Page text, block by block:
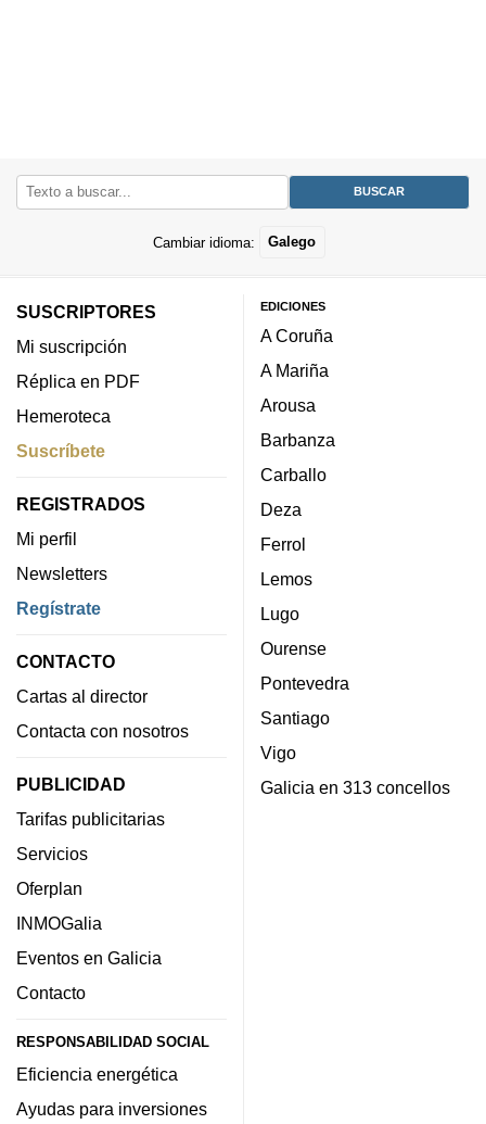
Cambiar idioma: Galego
SUSCRIPTORES
Mi suscripción
Réplica en PDF
Hemeroteca
Suscríbete
REGISTRADOS
Mi perfil
Newsletters
Regístrate
CONTACTO
Cartas al director
Contacta con nosotros
PUBLICIDAD
Tarifas publicitarias
Servicios
Oferplan
INMOGalia
Eventos en Galicia
Contacto
RESPONSABILIDAD SOCIAL
Eficiencia energética
Ayudas para inversiones
EDICIONES
A Coruña
A Mariña
Arousa
Barbanza
Carballo
Deza
Ferrol
Lemos
Lugo
Ourense
Pontevedra
Santiago
Vigo
Galicia en 313 concellos